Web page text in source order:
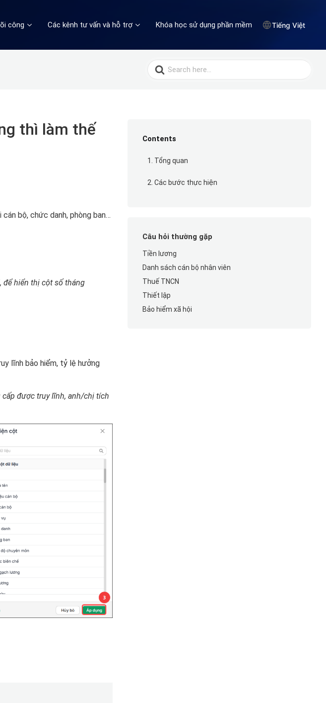
công Các kênh tư vấn và hỗ trợ Khóa học sử dụng phần mềm Tiếng Việt
Search
for:
thì làm thế
bộ, chức danh, phòng ban…
để hiển thị cột số tháng
lĩnh bảo hiểm, tỷ lệ hưởng
được truy lĩnh, anh/chị tích
Contents
1. Tổng quan
2. Các bước thực hiện
Câu hỏi thường gặp
Tiền lương
Danh sách cán bộ nhân viên
Thuế TNCN
Thiết lập
Bảo hiểm xã hội